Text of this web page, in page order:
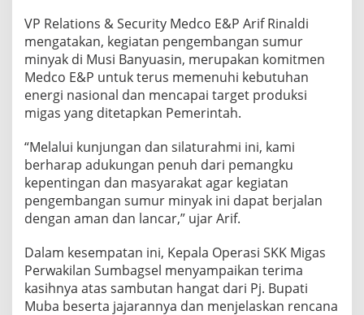
VP Relations & Security Medco E&P Arif Rinaldi
mengatakan, kegiatan pengembangan sumur
minyak di Musi Banyuasin, merupakan komitmen
Medco E&P untuk terus memenuhi kebutuhan
energi nasional dan mencapai target produksi
migas yang ditetapkan Pemerintah.
“Melalui kunjungan dan silaturahmi ini, kami
berharap adukungan penuh dari pemangku
kepentingan dan masyarakat agar kegiatan
pengembangan sumur minyak ini dapat berjalan
dengan aman dan lancar,” ujar Arif.
Dalam kesempatan ini, Kepala Operasi SKK Migas
Perwakilan Sumbagsel menyampaikan terima
kasihnya atas sambutan hangat dari Pj. Bupati
Muba beserta jajarannya dan menjelaskan rencana